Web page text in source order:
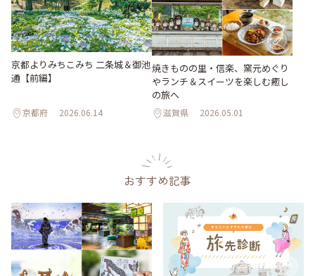
京都よりみちこみち 二条城＆御池
通【前編】
京都府 2026.06.14
焼きものの里・信楽、窯元めぐり
やランチ＆スイーツを楽しむ癒し
の旅へ
滋賀県 2026.05.01
おすすめ記事